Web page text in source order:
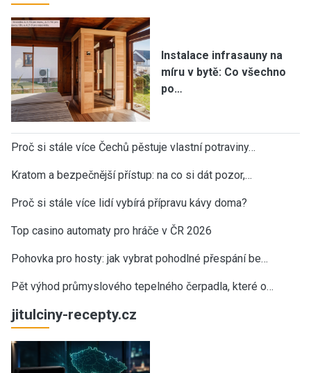
Instalace infrasauny na
míru v bytě: Co všechno
po…
Proč si stále více Čechů pěstuje vlastní potraviny…
Kratom a bezpečnější přístup: na co si dát pozor,…
Proč si stále více lidí vybírá přípravu kávy doma?
Top casino automaty pro hráče v ČR 2026
Pohovka pro hosty: jak vybrat pohodlné přespání be…
Pět výhod průmyslového tepelného čerpadla, které o…
jitulciny-recepty.cz